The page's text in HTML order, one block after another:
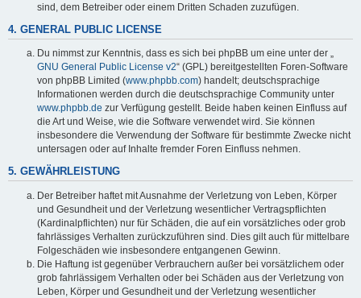
sind, dem Betreiber oder einem Dritten Schaden zuzufügen.
4. GENERAL PUBLIC LICENSE
Du nimmst zur Kenntnis, dass es sich bei phpBB um eine unter der „
GNU General Public License v2“ (GPL) bereitgestellten Foren-Software
von phpBB Limited (www.phpbb.com) handelt; deutschsprachige
Informationen werden durch die deutschsprachige Community unter
www.phpbb.de zur Verfügung gestellt. Beide haben keinen Einfluss auf
die Art und Weise, wie die Software verwendet wird. Sie können
insbesondere die Verwendung der Software für bestimmte Zwecke nicht
untersagen oder auf Inhalte fremder Foren Einfluss nehmen.
5. GEWÄHRLEISTUNG
Der Betreiber haftet mit Ausnahme der Verletzung von Leben, Körper
und Gesundheit und der Verletzung wesentlicher Vertragspflichten
(Kardinalpflichten) nur für Schäden, die auf ein vorsätzliches oder grob
fahrlässiges Verhalten zurückzuführen sind. Dies gilt auch für mittelbare
Folgeschäden wie insbesondere entgangenen Gewinn.
Die Haftung ist gegenüber Verbrauchern außer bei vorsätzlichem oder
grob fahrlässigem Verhalten oder bei Schäden aus der Verletzung von
Leben, Körper und Gesundheit und der Verletzung wesentlicher